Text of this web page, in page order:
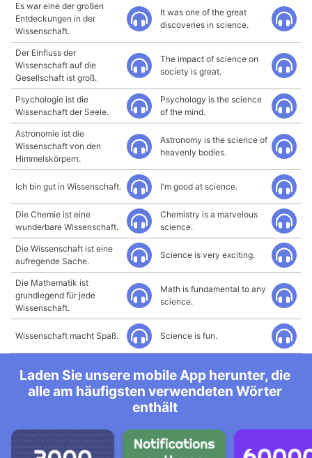
Es war eine der großen
Entdeckungen in der
Wissenschaft.
It was one of the great
discoveries in science.
Der Einfluss der
Wissenschaft auf die
Gesellschaft ist groß.
The impact of science on
society is great.
Psychologie ist die
Wissenschaft der Seele.
Psychology is the science
of the mind.
Astronomie ist die
Wissenschaft von den
Himmelskörpern.
Astronomy is the science of
heavenly bodies.
Ich bin gut in Wissenschaft. I'm good at science.
Die Chemie ist eine
wunderbare Wissenschaft.
Chemistry is a marvelous
science.
Die Wissenschaft ist eine
aufregende Sache.
Science is very exciting.
Die Mathematik ist
grundlegend für jede
Wissenschaft.
Math is fundamental to any
science.
Wissenschaft macht Spaß. Science is fun.
Laden Sie unsere mobile App herunter, die
alle am häufigsten verwendeten Wörter
enthält